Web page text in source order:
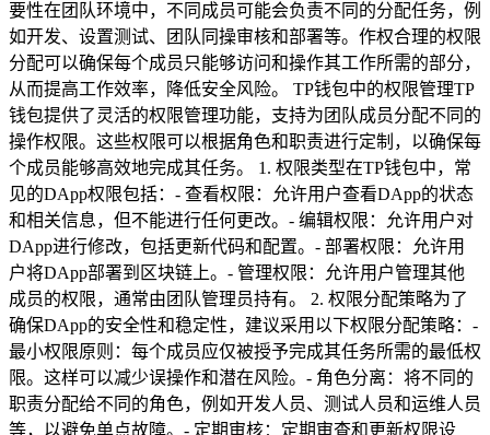
要性在团队环境中，不同成员可能会负责不同的分配任务，例
如开发、设置测试、团队同操审核和部署等。作权合理的权限
分配可以确保每个成员只能够访问和操作其工作所需的部分，
从而提高工作效率，降低安全风险。 TP钱包中的权限管理TP
钱包提供了灵活的权限管理功能，支持为团队成员分配不同的
操作权限。这些权限可以根据角色和职责进行定制，以确保每
个成员能够高效地完成其任务。 1. 权限类型在TP钱包中，常
见的DApp权限包括：- 查看权限：允许用户查看DApp的状态
和相关信息，但不能进行任何更改。- 编辑权限：允许用户对
DApp进行修改，包括更新代码和配置。- 部署权限：允许用
户将DApp部署到区块链上。- 管理权限：允许用户管理其他
成员的权限，通常由团队管理员持有。 2. 权限分配策略为了
确保DApp的安全性和稳定性，建议采用以下权限分配策略：-
最小权限原则：每个成员应仅被授予完成其任务所需的最低权
限。这样可以减少误操作和潜在风险。- 角色分离：将不同的
职责分配给不同的角色，例如开发人员、测试人员和运维人员
等，以避免单点故障。- 定期审核：定期审查和更新权限设